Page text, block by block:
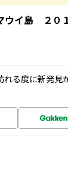
イ島 ２０
る度に新発見